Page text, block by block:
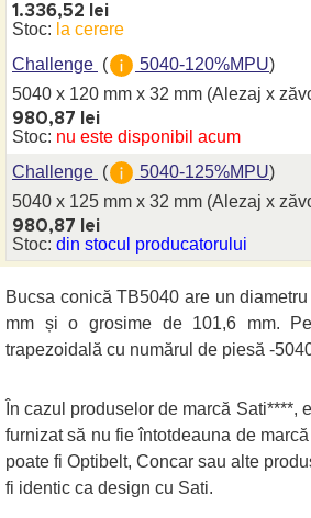
1.336,52 lei
Stoc: la cerere
Challenge ( 5040-120%MPU)
5040 x 120 mm x 32 mm (Alezaj x
980,87 lei
Stoc: nu este disponibil acum
Challenge ( 5040-125%MPU)
5040 x 125 mm x 32 mm (Alezaj x
980,87 lei
Stoc: din stocul producatorului
Bucsa conică TB5040 are un
mm și o grosime de 101,6 mm.
trapezoidală cu numărul de piesă -
În cazul produselor de marcă Sati****,
furnizat să nu fie întotdeauna de
poate fi Optibelt, Concar sau alte
fi identic ca design cu Sati.